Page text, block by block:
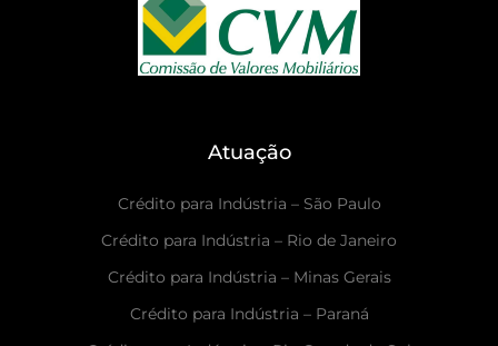
Atuação
Crédito para Indústria – São Paulo
Crédito para Indústria – Rio de Janeiro
Crédito para Indústria – Minas Gerais
Crédito para Indústria – Paraná